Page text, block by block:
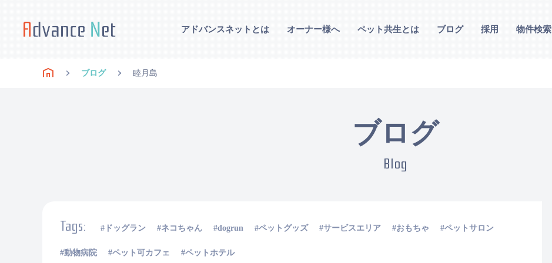
アドバンスネットとは オーナー様へ ペット共生とは ブログ 採用 物件検索
ブログ 睦月島
ブログ
Blog
Tags: ドッグラン ネコちゃん dogrun ペットグッズ サービスエリア おもちゃ ペットサロン
動物病院 ペット可カフェ ペットホテル